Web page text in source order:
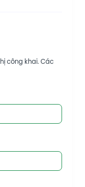
công khai. Các